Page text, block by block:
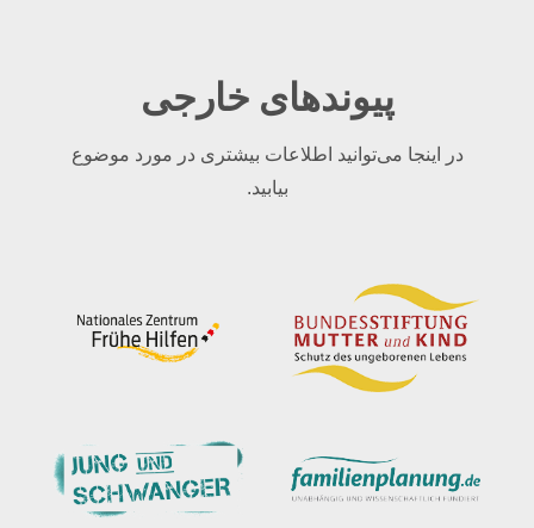
پیوندهای خارجی
در اینجا می‌توانید اطلاعات بیشتری در مورد موضوع
بیابید.